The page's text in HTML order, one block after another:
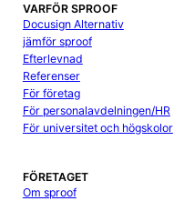
VARFÖR SPROOF
Docusign Alternativ
jämför sproof
Efterlevnad
Referenser
För företag
För personalavdelningen/HR
För universitet och högskolor
FÖRETAGET
Om sproof